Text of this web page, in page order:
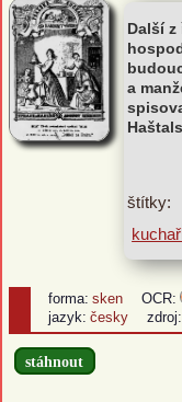
Další
a
štítky:
forma: sken OCR:
jazyk: česky zdroj:
stáhnout